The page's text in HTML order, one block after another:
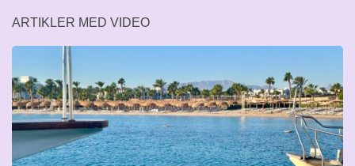
ARTIKLER MED VIDEO